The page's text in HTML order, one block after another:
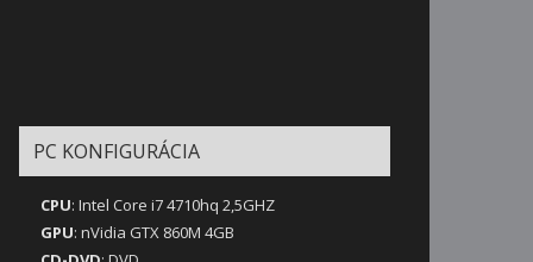
PC KONFIGURÁCIA
CPU: Intel Core i7 4710hq 2,5GHZ
GPU: nVidia GTX 860M 4GB